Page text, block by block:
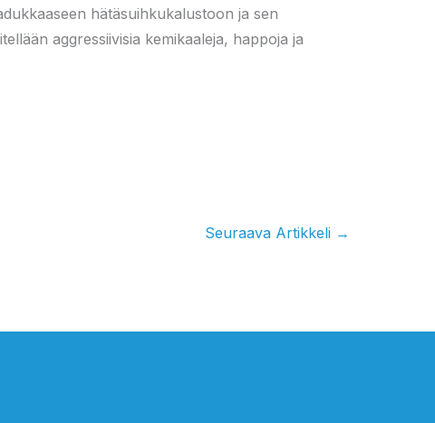
hätäsuihkukalustoon ja sen
aggressiivisia kemikaaleja, happoja ja
Seuraava Artikkeli →